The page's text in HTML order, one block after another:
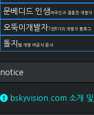
문베디드 인생 미국인과 결혼한 개발자
오뚝이개발자7전8기의 개발자 블로그
돌지 웹 개발 비공식 문서
notice
bskyvision.com 소개 및
OS(82)
Linux(38)
Windows(23)
MacOS(21)
Life(174)
문서 작업 (12)